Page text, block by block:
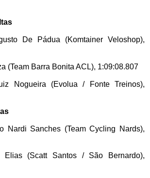
De Pádua (Komtainer Veloshop),
(Team Barra Bonita ACL), 1:09:08.807
Nogueira (Evolua / Fonte Treinos),
Nardi Sanches (Team Cycling Nards),
(Scatt Santos / São Bernardo),